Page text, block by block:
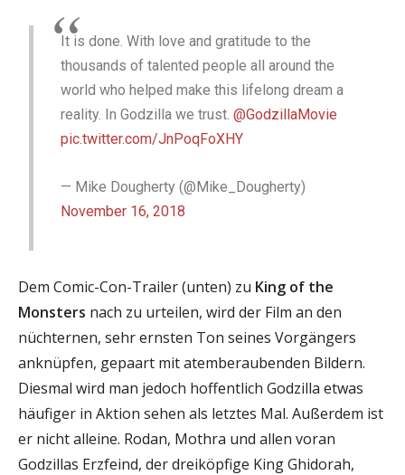
It is done. With love and gratitude to the
thousands of talented people all around the
world who helped make this lifelong dream a
reality. In Godzilla we trust.@GodzillaMovie
pic.twitter.com/JnPoqFoXHY
— Mike Dougherty (@Mike_Dougherty)
November 16, 2018
Dem Comic-Con-Trailer (unten) zu King of the
Monsters nach zu urteilen, wird der Film an den
nüchternen, sehr ernsten Ton seines Vorgängers
anknüpfen, gepaart mit atemberaubenden Bildern.
Diesmal wird man jedoch hoffentlich Godzilla etwas
häufiger in Aktion sehen als letztes Mal. Außerdem ist
er nicht alleine. Rodan, Mothra und allen voran
Godzillas Erzfeind, der dreiköpfige King Ghidorah,